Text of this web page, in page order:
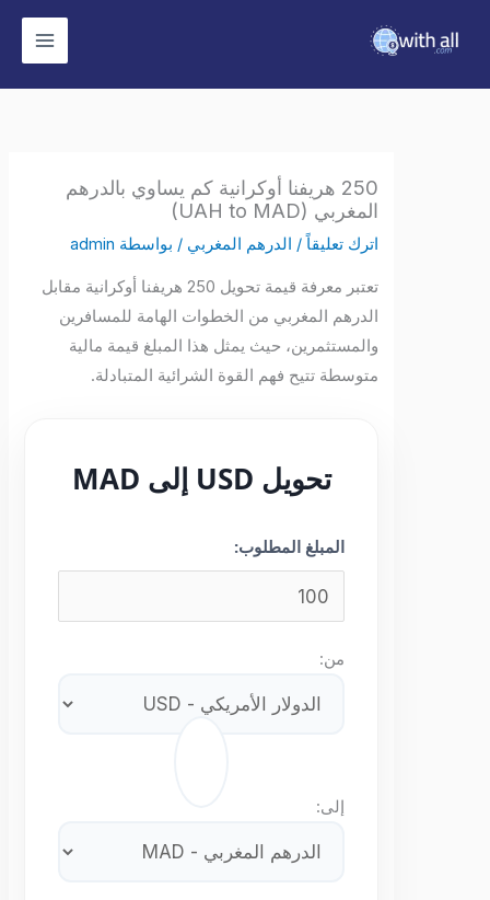
250 هريفنا أوكرانية كم يساوي بالدرهم
المغربي (UAH to MAD)
اترك تعليقاً /الدرهم المغربي/ بواسطة admin
تعتبر معرفة قيمة تحويل 250 هريفنا أوكرانية مقابل
الدرهم المغربي من الخطوات الهامة للمسافرين
والمستثمرين، حيث يمثل هذا المبلغ قيمة مالية
متوسطة تتيح فهم القوة الشرائية المتبادلة.
تحويل USD إلى MAD
المبلغ المطلوب: